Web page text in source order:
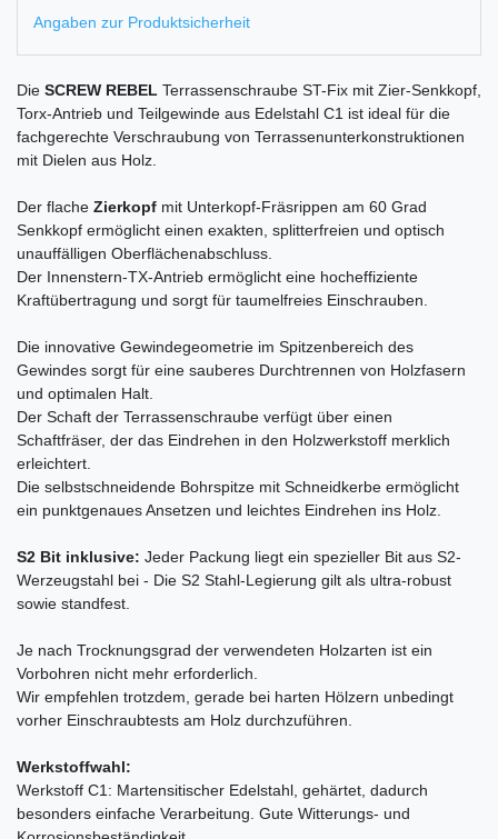
Angaben zur Produktsicherheit
Die SCREW REBEL Terrassenschraube ST-Fix mit Zier-Senkkopf,
Torx-Antrieb und Teilgewinde aus Edelstahl C1 ist ideal für die
fachgerechte Verschraubung von Terrassenunterkonstruktionen
mit Dielen aus Holz.
Der flache Zierkopf mit Unterkopf-Fräsrippen am 60 Grad
Senkkopf ermöglicht einen exakten, splitterfreien und optisch
unauffälligen Oberflächenabschluss.
Der Innenstern-TX-Antrieb ermöglicht eine hocheffiziente
Kraftübertragung und sorgt für taumelfreies Einschrauben.
Die innovative Gewindegeometrie im Spitzenbereich des
Gewindes sorgt für eine sauberes Durchtrennen von Holzfasern
und optimalen Halt.
Der Schaft der Terrassenschraube verfügt über einen
Schaftfräser, der das Eindrehen in den Holzwerkstoff merklich
erleichtert.
Die selbstschneidende Bohrspitze mit Schneidkerbe ermöglicht
ein punktgenaues Ansetzen und leichtes Eindrehen ins Holz.
S2 Bit inklusive: Jeder Packung liegt ein spezieller Bit aus S2-
Werzeugstahl bei - Die S2 Stahl-Legierung gilt als ultra-robust
sowie standfest.
Je nach Trocknungsgrad der verwendeten Holzarten ist ein
Vorbohren nicht mehr erforderlich.
Wir empfehlen trotzdem, gerade bei harten Hölzern unbedingt
vorher Einschraubtests am Holz durchzuführen.
Werkstoffwahl:
Werkstoff C1: Martensitischer Edelstahl, gehärtet, dadurch
besonders einfache Verarbeitung. Gute Witterungs- und